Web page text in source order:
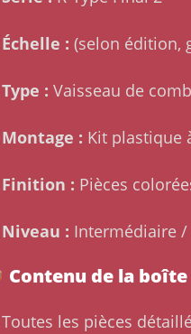
Échelle : (selon édition,
Type : Vaisseau de
Montage : Kit plastique
Finition : Pièces
Niveau : Intermédiaire
Contenu de la boîte
Toutes les pièces